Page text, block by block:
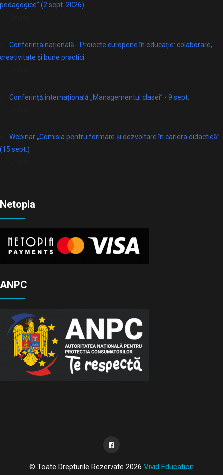
pedagogice” (2 sept. 2026)
Conferința națională - Proiecte europene în educație: colaborare,
creativitate și bune practici
Conferință internațională „Managementul clasei” - 9 sept.
Webinar „Comisia pentru formare și dezvoltare în cariera didactică”
(15 sept.)
Netopia
ANPC
© Toate Drepturile Rezervate 2026 Vivid Education